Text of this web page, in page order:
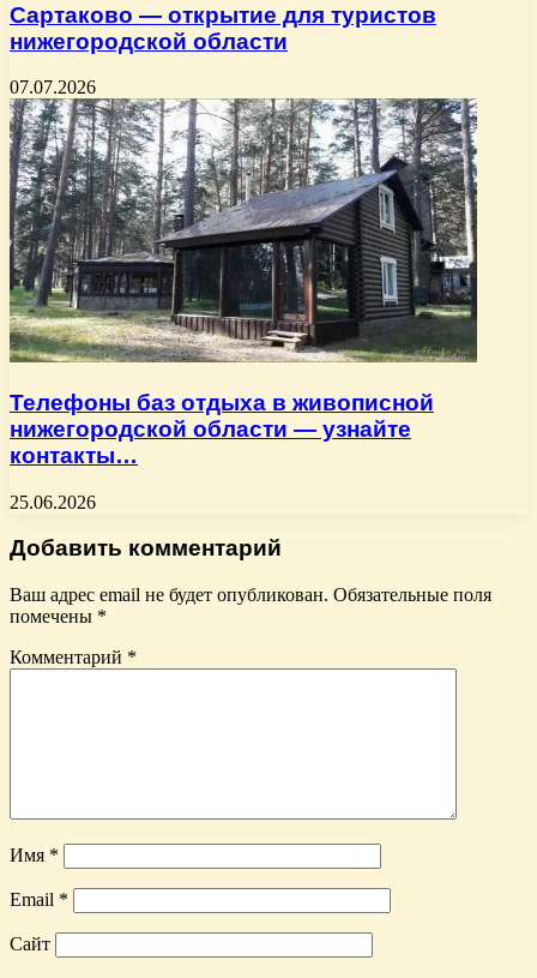
Сартаково — открытие для туристов
нижегородской области
07.07.2026
Телефоны баз отдыха в живописной
нижегородской области — узнайте
контакты…
25.06.2026
Добавить комментарий
Ваш адрес email не будет опубликован. Обязательные поля
помечены *
Комментарий *
Имя *
Email *
Сайт